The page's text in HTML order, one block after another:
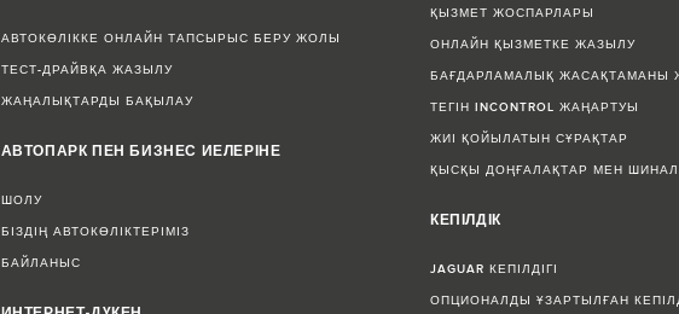
АВТОКӨЛІККЕ ОНЛАЙН ТАПСЫРЫС БЕРУ ЖОЛЫ
ТЕСТ-ДРАЙВҚА ЖАЗЫЛУ
ЖАҢАЛЫҚТАРДЫ БАҚЫЛАУ
АВТОПАРК ПЕН БИЗНЕС ИЕЛЕРІНЕ
ШОЛУ
БІЗДІҢ АВТОКӨЛІКТЕРІМІЗ
БАЙЛАНЫС
ҚЫЗМЕТ ЖОСПАРЛАРЫ
ОНЛАЙН ҚЫЗМЕТКЕ ЖАЗЫЛУ
БАҒДАРЛАМАЛЫҚ ЖАСАҚТАМАНЫ
ТЕГІН INCONTROL ЖАҢАРТУЫ
ЖИІ ҚОЙЫЛАТЫН СҰРАҚТАР
ҚЫСҚЫ ДОҢҒАЛАҚТАР МЕН
КЕПІЛДІК
JAGUAR КЕПІЛДІГІ
ОПЦИОНАЛДЫ ҰЗАРТЫЛҒАН